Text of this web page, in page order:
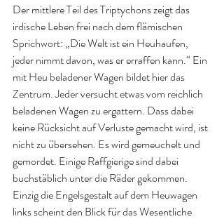
Der mittlere Teil des Triptychons zeigt das
irdische Leben frei nach dem flämischen
Sprichwort: „Die Welt ist ein Heuhaufen,
jeder nimmt davon, was er erraffen kann.“ Ein
mit Heu beladener Wagen bildet hier das
Zentrum. Jeder versucht etwas vom reichlich
beladenen Wagen zu ergattern. Dass dabei
keine Rücksicht auf Verluste gemacht wird, ist
nicht zu übersehen. Es wird gemeuchelt und
gemordet. Einige Raffgierige sind dabei
buchstäblich unter die Räder gekommen.
Einzig die Engelsgestalt auf dem Heuwagen
links scheint den Blick für das Wesentliche